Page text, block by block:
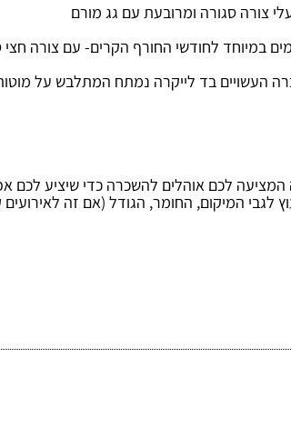
צורה סגורה ומרובעת עם גג מורם
במיוחד לחודשי החורף הקרים- עם צורה חצי
העשויים בד לייקרה נמתח המתלבש על
לכם אוהלים להשכרה כדי שיציע לכם
לגבי המיקום, החומר, הגודל (אם זה לאירועים